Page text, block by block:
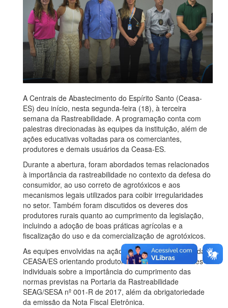
A Centrais de Abastecimento do Espírito Santo (Ceasa-
ES) deu início, nesta segunda-feira (18), à terceira
semana da Rastreabilidade. A programação conta com
palestras direcionadas às equipes da instituição, além de
ações educativas voltadas para os comerciantes,
produtores e demais usuários da Ceasa-ES.
Durante a abertura, foram abordados temas relacionados
à importância da rastreabilidade no contexto da defesa do
consumidor, ao uso correto de agrotóxicos e aos
mecanismos legais utilizados para coibir irregularidades
no setor. Também foram discutidos os deveres dos
produtores rurais quanto ao cumprimento da legislação,
incluindo a adoção de boas práticas agrícolas e a
fiscalização do uso e da comercialização de agrotóxicos.
As equipes envolvidas na ação percorreram as áreas da
CEASA/ES orientando produtores rurais e comerciantes
individuais sobre a importância do cumprimento das
normas previstas na Portaria da Rastreabilidade
SEAG/SESA nº 001-R de 2017, além da obrigatoriedade
da emissão da Nota Fiscal Eletrônica.